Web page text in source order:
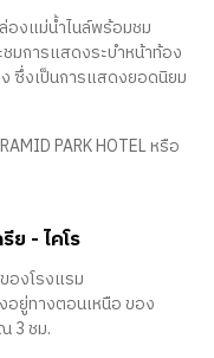
องแม่น้ำไนล์พร้อมชม
มการแสดงระบำหน้าท้อง
ซึ่งเป็นการแสดงยอดนิยม
PARK HOTEL หรือ
ย - ไคโร
องโรงแรม
อยู่ทางตอนเหนือ ของ
3 ชม.